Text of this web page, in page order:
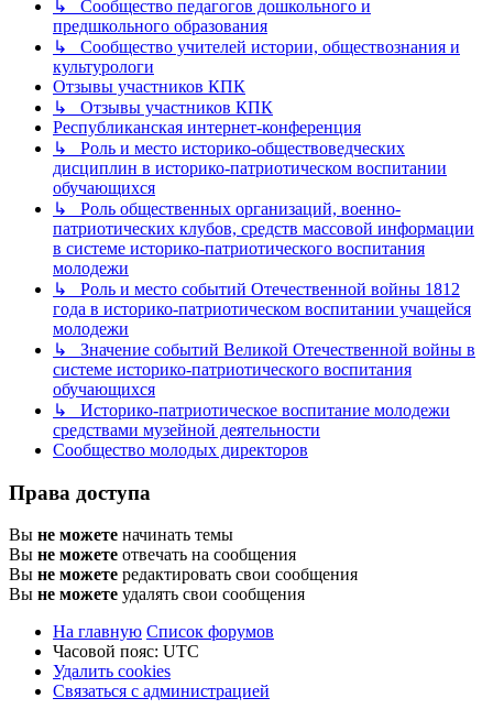
↳ Сообщество педагогов дошкольного и
предшкольного образования
↳ Сообщество учителей истории, обществознания и
культурологи
Отзывы участников КПК
↳ Отзывы участников КПК
Республиканская интернет-конференция
↳ Роль и место историко-обществоведческих
дисциплин в историко-патриотическом воспитании
обучающихся
↳ Роль общественных организаций, военно-
патриотических клубов, средств массовой информации
в системе историко-патриотического воспитания
молодежи
↳ Роль и место событий Отечественной войны 1812
года в историко-патриотическом воспитании учащейся
молодежи
↳ Значение событий Великой Отечественной войны в
системе историко-патриотического воспитания
обучающихся
↳ Историко-патриотическое воспитание молодежи
средствами музейной деятельности
Сообщество молодых директоров
Права доступа
Вы не можете начинать темы
Вы не можете отвечать на сообщения
Вы не можете редактировать свои сообщения
Вы не можете удалять свои сообщения
На главную Список форумов
Часовой пояс: UTC
Удалить cookies
Связаться с администрацией